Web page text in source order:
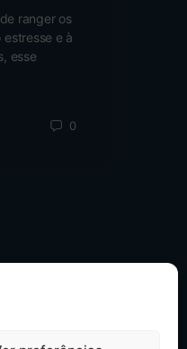
ranger os
e à
esse
0